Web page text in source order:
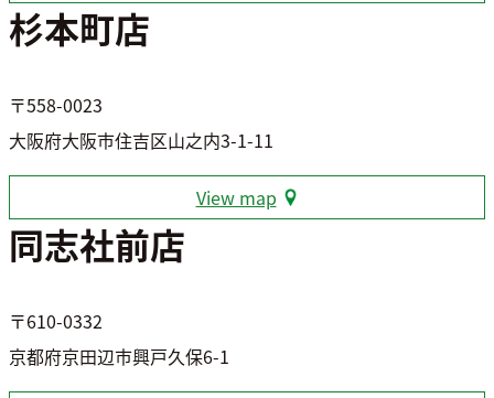
杉本町店
〒558-0023
大阪府大阪市住吉区山之内3-1-11
View map
同志社前店
〒610-0332
京都府京田辺市興戸久保6-1